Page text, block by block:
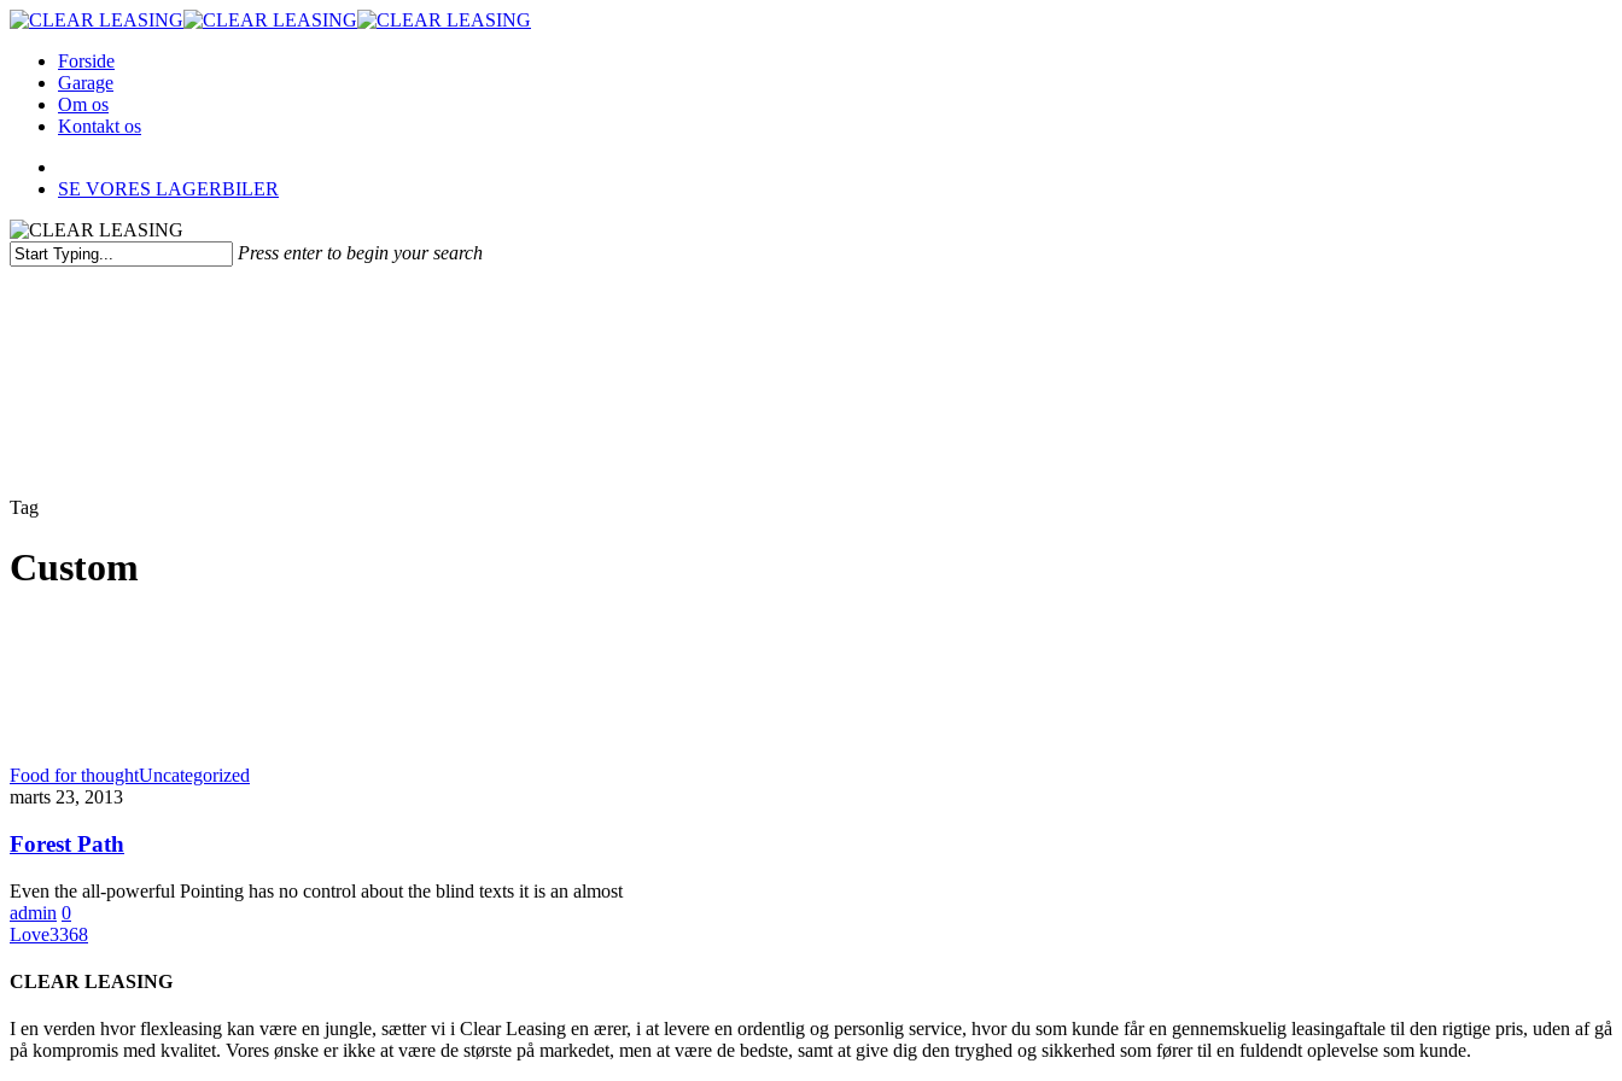
Skip
main
content
Menu
Forside
Garage
Om os
Kontakt os
SE VORES LAGERBILER
Press enter to begin your search
Tag
Custom
Food for thoughtUncategorized
marts 23, 2013
Forest Path
Even the all-powerful Pointing has no control about the blind texts it is an almost
admin 0
Love3368
CLEAR LEASING
I en verden hvor flexleasing kan være en jungle, sætter vi i Clear Leasing en ærer, i at levere en ordentlig og personlig service, hvor du som kunde får en gennemskuelig leasingaftale til den rigtige pris, uden af gå
på kompromis med kvalitet. Vores ønske er ikke at være de største på markedet, men at være de bedste, samt at give dig den tryghed og sikkerhed som fører til en fuldendt oplevelse som kunde.